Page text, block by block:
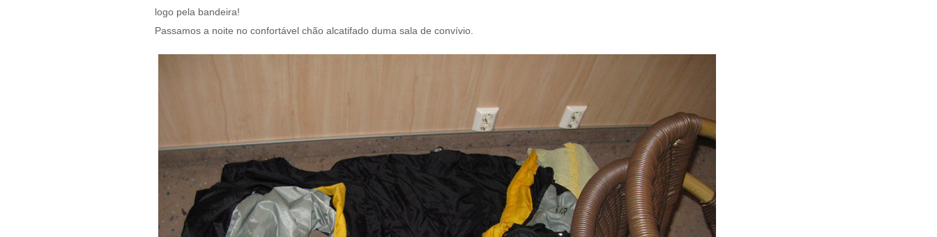
logo pela bandeira!
Passamos a noite no confortável chão alcatifado duma sala de convívio.